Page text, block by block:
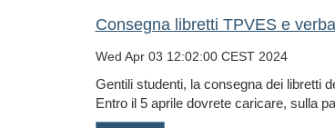
Consegna libretti TPVES e
Wed Apr 03 12:02:00 CEST 2024
Gentili studenti, la consegna dei libretti
Entro il 5 aprile dovrete caricare, sulla